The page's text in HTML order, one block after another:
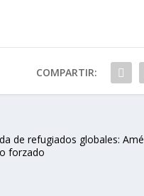
COMPARTIR:
de refugiados globales:
forzado